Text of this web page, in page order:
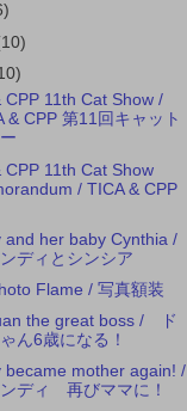
CPP 11th Cat Show /
& CPP 第11回キャット
CPP 11th Cat Show
/ TICA & CPP
and her baby Cynthia /
ディとシンシア
Flame / 写真額装
the great boss / ド
ん6歳になる！
became mother again! /
ディ 再びママに！